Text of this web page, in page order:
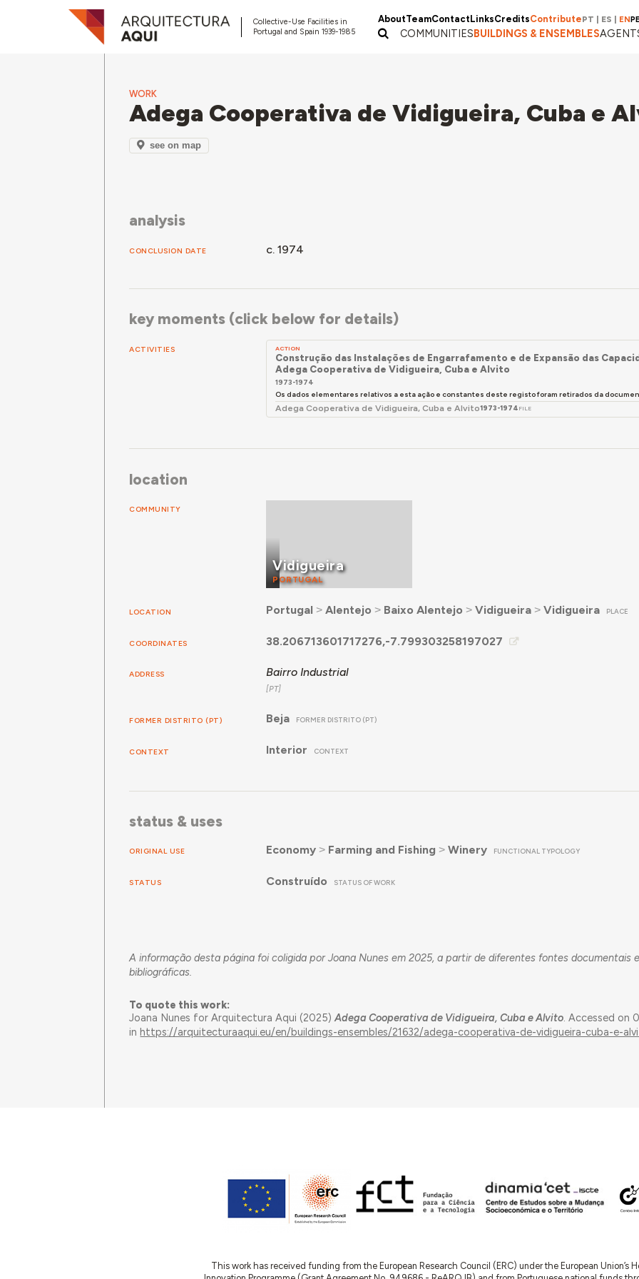
Collective-Use Facilities in
Portugal and Spain 1939-1985
AboutTeamContactLinksCreditsContributePT ES EN
COMMUNITIESBUILDINGS & ENSEMBLES
WORK
Adega Cooperativa de Vidigueira, Cuba e
see on map
analysis
CONCLUSION DATE c. 1974
key moments (click below for details)
ACTIVITIES ACTION
Construção das Instalações de Engarrafamento e de Expansão das
Adega Cooperativa de Vidigueira, Cuba e Alvito
1973-1974
Os dados elementares relativos a esta ação e constantes deste registo foram retirados da
Adega Cooperativa de Vidigueira, Cuba e Alvito1973-1974 FILE
location
COMMUNITY
Vidigueira
PORTUGAL
LOCATION Portugal ˃ Alentejo ˃ Baixo Alentejo ˃ Vidigueira˃ Vidigueira PLACE
COORDINATES 38.206713601717276,-7.799303258197027
ADDRESS Bairro Industrial
FORMER DISTRITO (PT) Beja FORMER DISTRITO (PT)
CONTEXT Interior CONTEXT
status & uses
ORIGINAL USE Economy˃ Farming and Fishing ˃ Winery FUNCTIONAL TYPOLOGY
STATUS Construído STATUS OF WORK
A informação desta página foi coligida por Joana Nunes em 2025, a partir de diferentes fontes documentais
bibliográficas.
To quote this work:
Joana Nunes for Arquitectura Aqui (2025)Adega Cooperativa de Vidigueira, Cuba e Alvito. Accessed on
inhttps://arquitecturaaqui.eu/en/buildings-ensembles/21632/adega-cooperativa-de-vidigueira-cuba-e-
This work has received funding from the European Research Council (ERC) under the European Union’s